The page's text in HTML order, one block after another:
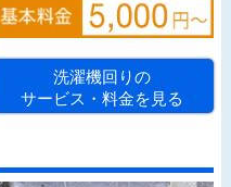
洗濯機回りの
サービス・料金を見る